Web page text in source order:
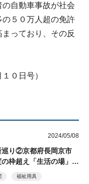
自動車事故が社会
５０万人超の免許
っており、その反
０日号）
2024/05/08
巡り②京都府長岡京市
枠超え「生活の場」を
福祉用具